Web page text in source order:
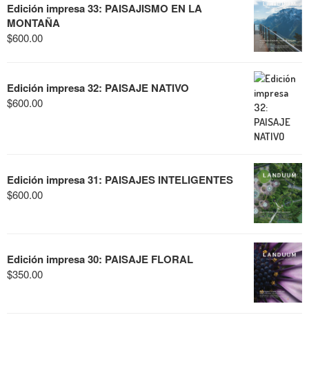
Edición impresa 33: PAISAJISMO EN LA
MONTAÑA
$600.00
Edición impresa 32: PAISAJE NATIVO
$600.00
Edición impresa 31: PAISAJES INTELIGENTES
$600.00
Edición impresa 30: PAISAJE FLORAL
$350.00